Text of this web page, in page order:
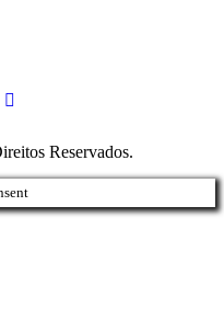
Reservados.